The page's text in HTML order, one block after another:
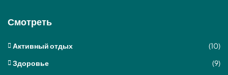
Смотреть
Активный отдых
(10)
Здоровье
(9)